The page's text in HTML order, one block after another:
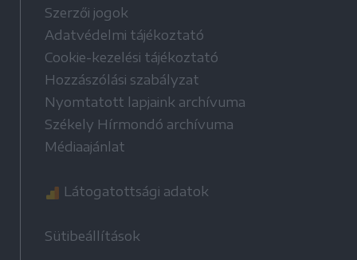
Szerzői jogok
Adatvédelmi tájékoztató
Cookie-kezelési tájékoztató
Hozzászólási szabályzat
Nyomtatott lapjaink archívuma
Székely Hírmondó archívuma
Médiaajánlat
Látogatottsági adatok
Sütibeállítások